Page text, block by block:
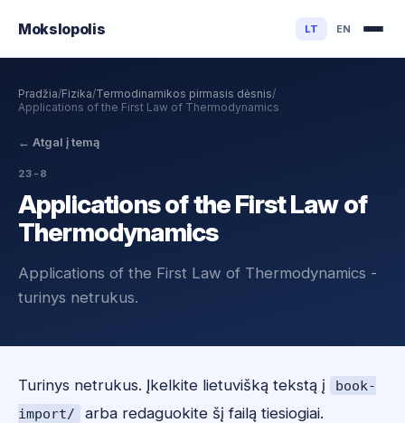
Mokslopolis LT EN
Pradžia/Fizika/Termodinamikos pirmasis dėsnis/
Applications of the First Law of Thermodynamics
← Atgal į temą
23-8
Applications of the First Law of
Thermodynamics
Applications of the First Law of Thermodynamics -
turinys netrukus.
Turinys netrukus. Įkelkite lietuvišką tekstą į
book-
import/
arba redaguokite šį failą tiesiogiai.